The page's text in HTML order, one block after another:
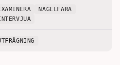
NAGELFARA